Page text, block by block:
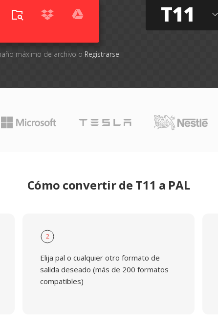
máximo de archivo o Registrarse
T11
Cómo convertir de T11 a PAL
2
Elija pal o cualquier otro formato de
salida deseado (más de 200 formatos
compatibles)